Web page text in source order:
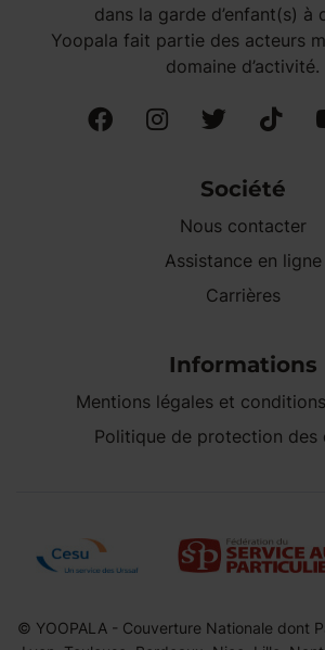
dans la garde d’enfant(s) à
Yoopala fait partie des acteurs
domaine d’activité.
Société
Nous contacter
Assistance en ligne
Carrières
Informations
Mentions légales et
Politique de protection des
© YOOPALA - Couverture Nationale dont